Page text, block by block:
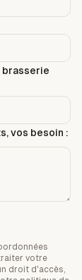
brasserie
vos besoin :
votre
droit d'accès,